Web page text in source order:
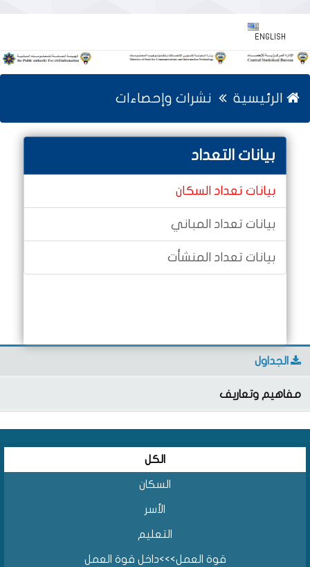
ENGLISH
الرئيسية نشرات وإحصاءات
بيانات التعداد
بيانات تعداد السكان
بيانات تعداد المباني
بيانات تعداد المنشأت
الجداول
مفاهيم وتعاريف
الكل
السكان
الأسر
التعليم
قوة العمل>>>داخل قوة العمل